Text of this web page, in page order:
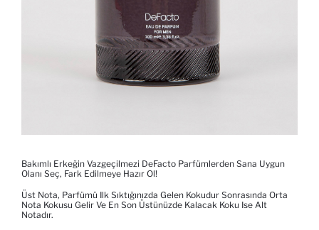
Bakımlı Erkeğin Vazgeçilmezi DeFacto Parfümlerden Sana Uygun
Olanı Seç, Fark Edilmeye Hazır Ol!
Üst Nota, Parfümü Ilk Sıktığınızda Gelen Kokudur Sonrasında Orta
Nota Kokusu Gelir Ve En Son Üstünüzde Kalacak Koku Ise Alt
Notadır.